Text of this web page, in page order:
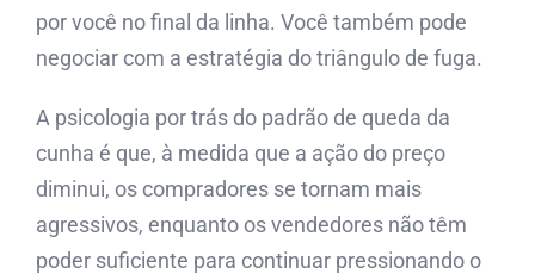
por você no final da linha. Você também pode
negociar com a estratégia do triângulo de fuga.
A psicologia por trás do padrão de queda da
cunha é que, à medida que a ação do preço
diminui, os compradores se tornam mais
agressivos, enquanto os vendedores não têm
poder suficiente para continuar pressionando o